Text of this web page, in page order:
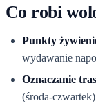
Co robi
Punkty
wydawanie
Oznaczanie
(środa-czwartek)